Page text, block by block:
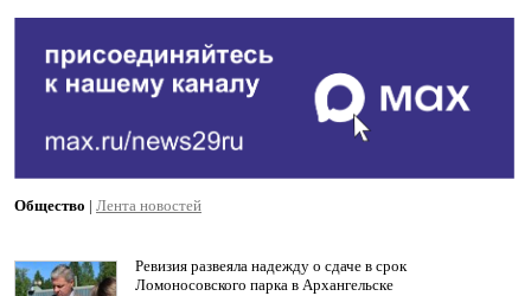
Общество | Лента новостей
Ревизия развеяла надежду о сдаче в срок
Ломоносовского парка в Архангельске